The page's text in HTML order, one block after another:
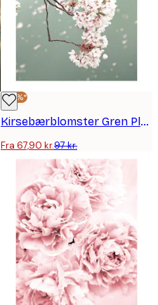
-30%*
Kirsebærblomster Gren Plakat
Fra 67,90 kr.97 kr.